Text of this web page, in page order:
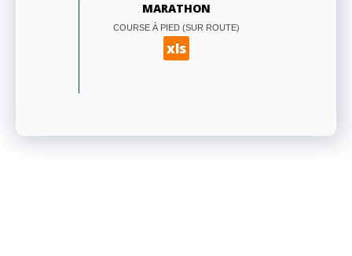
MARATHON
COURSE À PIED (SUR ROUTE)
xls